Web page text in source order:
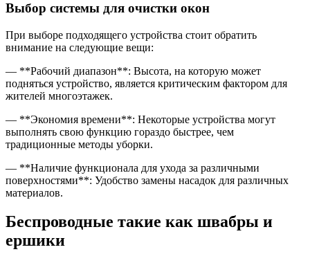
Выбор системы для очистки окон
При выборе подходящего устройства стоит обратить
внимание на следующие вещи:
— **Рабочий диапазон**: Высота, на которую может
подняться устройство, является критическим фактором для
жителей многоэтажек.
— **Экономия времени**: Некоторые устройства могут
выполнять свою функцию гораздо быстрее, чем
традиционные методы уборки.
— **Наличие функционала для ухода за различными
поверхностями**: Удобство замены насадок для различных
материалов.
Беспроводные такие как швабры и
ершики